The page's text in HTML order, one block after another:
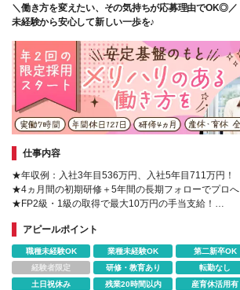
＼働き方を変えたい、その気持ちが応募理由でOK◎／
未経験から安心して新しい一歩を♪
仕事内容
★年収例：入社3年目536万円、入社5年目711万円！
★4ヵ月間の初期研修＋5年間の長期フォローでプロへ
★FP2級・1級の取得で最大10万円の手当支給！
アピールポイント
職種未経験OK 業種未経験OK 第二新卒OK
経験者限定
研修・教育あり 転勤なし
土日祝休み
残業20時間以内 産育休活用有